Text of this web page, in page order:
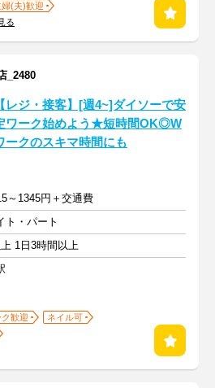
婦(夫)歓迎
る
_2480
【レジ・接客】[週4~]ダイソーで安
ワーク始めよう★短時間OK◎W
ークのスキマ時間にも
～1345円＋交通費
ト・パート
1日3時間以上
歓迎
ネイル可